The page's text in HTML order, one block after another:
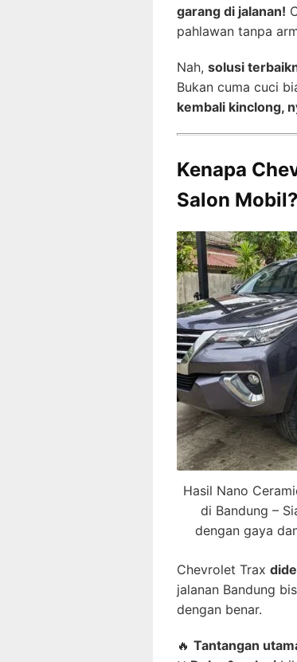
garang di jalanan!
pahlawan tanpa
Nah, solusi
Bukan cuma cuci
kembali kinclong,
Kenapa
Salon Mobil?
Hasil Nano
di Bandung –
dengan gaya
Chevrolet Trax
jalanan Bandung
dengan benar.
🔥 Tantangan